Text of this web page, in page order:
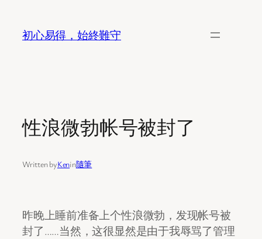
content
初心易得，始終難守
性浪微勃帐号被封了
Written byKenin隨筆
昨晚上睡前准备上个性浪微勃，发现帐号被
封了……当然，这很显然是由于我辱骂了管理